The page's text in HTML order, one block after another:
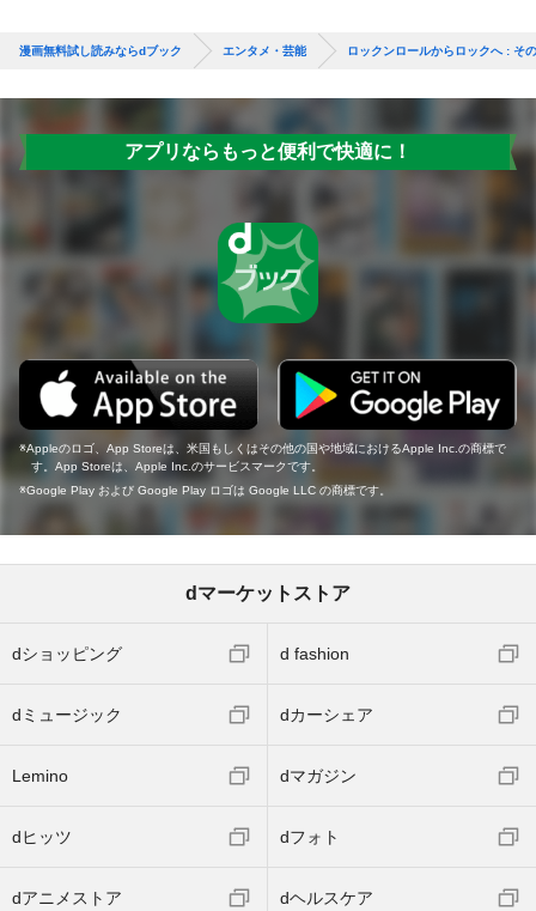
漫画無料試し読みならdブック エンタメ・芸能 ロックンロールからロックへ : そ
アプリならもっと便利で快適に！
Appleのロゴ、App Storeは、米国もしくはその他の国や地域におけるApple Inc.の商標で
す。App Storeは、Apple Inc.のサービスマークです。
Google Play および Google Play ロゴは Google LLC の商標です。
dマーケットストア
dショッピング d fashion
dミュージック dカーシェア
Lemino dマガジン
dヒッツ dフォト
dアニメストア dヘルスケア